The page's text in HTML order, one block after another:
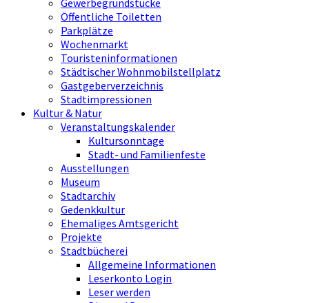
Öffentliche Toiletten
Parkplätze
Wochenmarkt
Touristeninformationen
Städtischer Wohnmobilstellplatz
Gastgeberverzeichnis
Stadtimpressionen
Kultur & Natur
Veranstaltungskalender
Kultursonntage
Stadt- und Familienfeste
Ausstellungen
Museum
Stadtarchiv
Gedenkkultur
Ehemaliges Amtsgericht
Projekte
Stadtbücherei
Allgemeine Informationen
Leserkonto Login
Leser werden